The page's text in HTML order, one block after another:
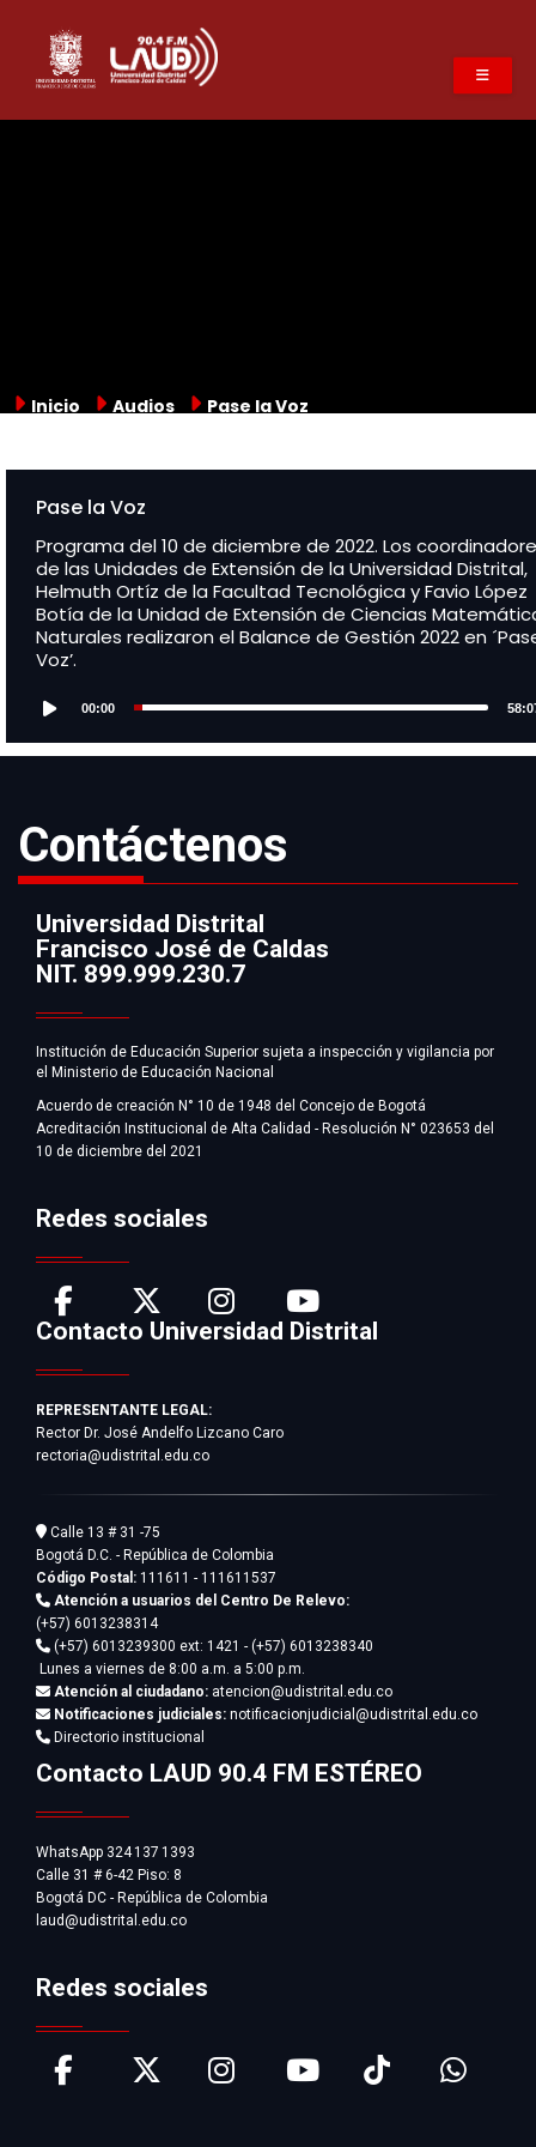
contenido
principal
Inicio Audios Pase la Voz
Pase la Voz
Programa del 10 de diciembre de 2022. Los
de las Unidades de Extensión de la Universidad Distrital,
Helmuth Ortíz de la Facultad Tecnológica y Favio López
Botía de la Unidad de Extensión de Ciencias
Naturales realizaron el Balance de Gestión 2022 en
Voz’.
Audio
Player00:00
Contáctenos
Información
Universidad Distrital
Francisco José de Caldas
NIT. 899.999.230.7
Institución de Educación Superior sujeta a inspección y vigilancia por
el Ministerio de Educación Nacional
Acuerdo de creación N° 10 de 1948 del Concejo de Bogotá
Acreditación Institucional de Alta Calidad - Resolución N° 023653 del
10 de diciembre del 2021
Redes sociales
Contacto Universidad Distrital
REPRESENTANTE LEGAL:
Rector Dr. José Andelfo Lizcano Caro
rectoria@udistrital.edu.co
Calle 13 # 31 -75
Bogotá D.C. - República de Colombia
Código Postal: 111611 - 111611537
Atención a usuarios del Centro De Relevo:
(+57) 6013238314
(+57) 6013239300 ext: 1421 - (+57) 6013238340
Lunes a viernes de 8:00 a.m. a 5:00 p.m.
Atención al ciudadano: atencion@udistrital.edu.co
Notificaciones judiciales: notificacionjudicial@udistrital.edu.co
Directorio institucional
Contacto LAUD 90.4 FM ESTÉREO
WhatsApp 324 137 1393
Calle 31 # 6-42 Piso: 8
Bogotá DC - República de Colombia
laud@udistrital.edu.co
Redes sociales